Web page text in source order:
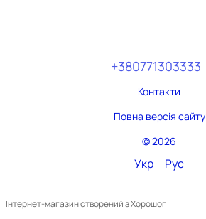
+380771303333
Контакти
Повна версія сайту
© 2026
Укр Рус
Інтернет-магазин створений з Хорошоп